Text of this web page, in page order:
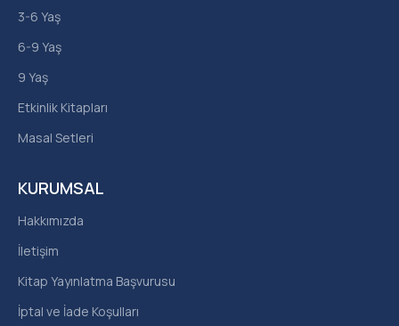
KURUMSAL
Hakkımızda
İletişim
Kitap Yayınlatma Başvurusu
İptal ve İade Koşulları
3-6 Yaş
6-9 Yaş
9 Yaş
Etkinlik Kitapları
Masal Setleri